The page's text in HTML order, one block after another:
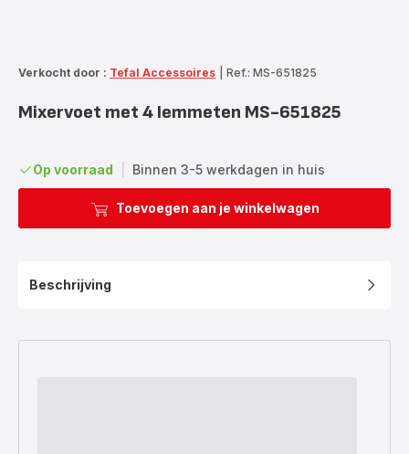
Verkocht door : Tefal Accessoires Ref.: MS-651825
Mixervoet met 4 lemmeten MS-651825
Op voorraad Binnen 3-5 werkdagen in huis
Toevoegen aan je winkelwagen
Beschrijving